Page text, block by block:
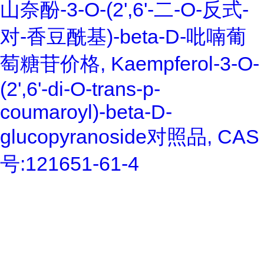
山奈酚-3-O-(2',6'-二-O-反式-
对-香豆酰基)-beta-D-吡喃葡
萄糖苷价格, Kaempferol-3-O-
(2',6'-di-O-trans-p-
coumaroyl)-beta-D-
glucopyranoside对照品, CAS
号:121651-61-4